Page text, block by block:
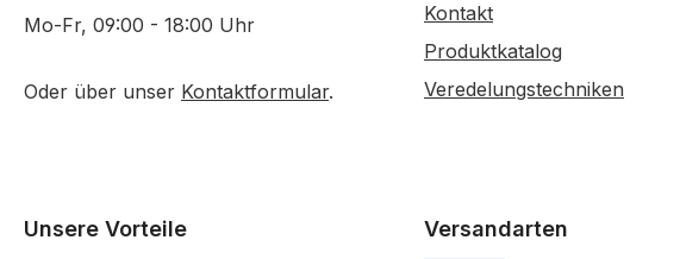
Mo-Fr, 09:00 - 18:00 Uhr
Oder über unser Kontaktformular.
Kontakt
Produktkatalog
Veredelungstechniken
Unsere Vorteile Versandarten